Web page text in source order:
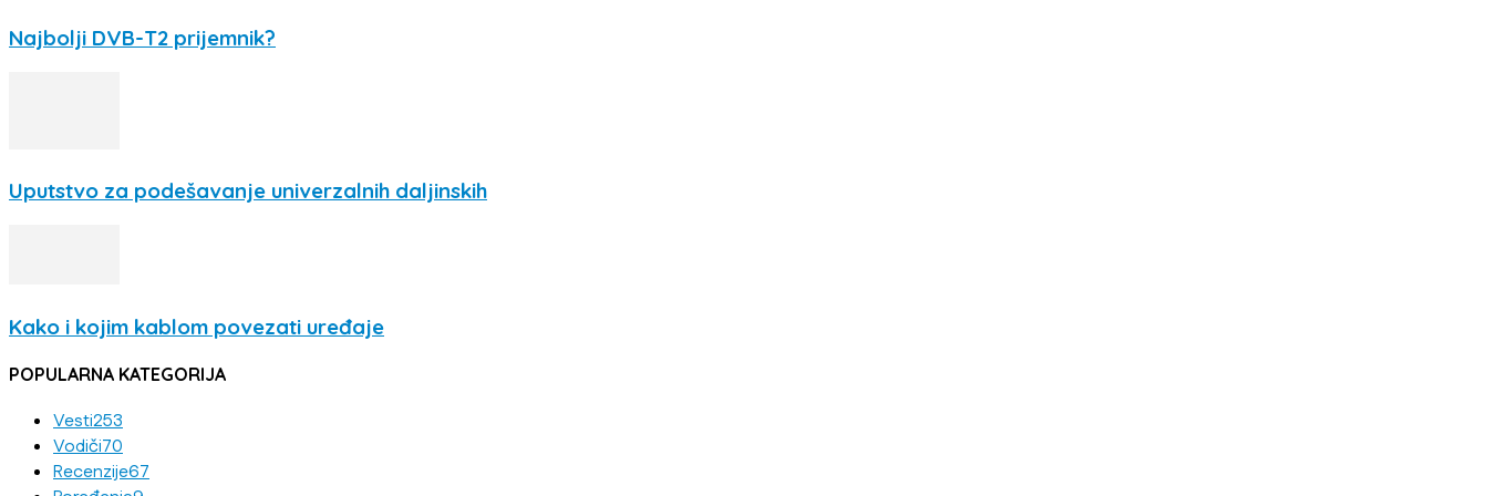
Najbolji DVB-T2 prijemnik?
Uputstvo za podešavanje univerzalnih daljinskih
Kako i kojim kablom povezati uređaje
POPULARNA KATEGORIJA
Vesti253
Vodiči70
Recenzije67